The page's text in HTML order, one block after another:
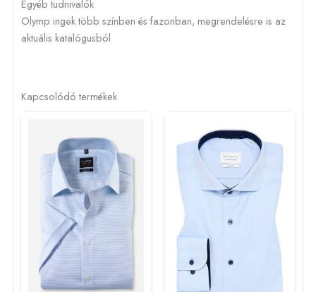
Egyéb tudnivalók
Olymp ingek több színben és fazonban, megrendelésre is az
aktuális katalógusból
Kapcsolódó termékek